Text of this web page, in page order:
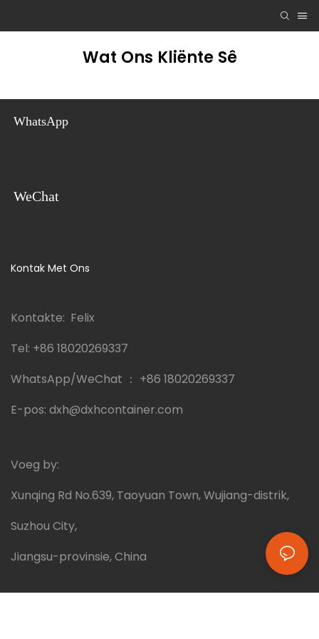
Wat Ons Kliënte Sê
WhatsApp
WeChat
Kontak Met Ons
Kontakte: Felix
Tel: +86 18020269337
WhatsApp/WeChat ： +86 18020269337
E-pos: dxh@dxhcontainer.com
Voeg by:
Xunqing Rd No.639, Taoyuan Town, Wujiang-distrik,
Suzhou City,
Jiangsu-provinsie, China